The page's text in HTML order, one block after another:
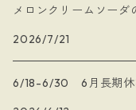
メロンクリームソー
2026/7/21
6/18-6/30 6月長期休